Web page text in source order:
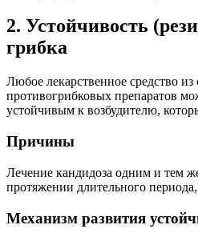
2. Устойчивость
грибка
Любое лекарственное средство
противогрибковых препаратов
устойчивым к возбудителю,
Причины
Лечение кандидоза одним и тем
протяжении длительного
Механизм развития